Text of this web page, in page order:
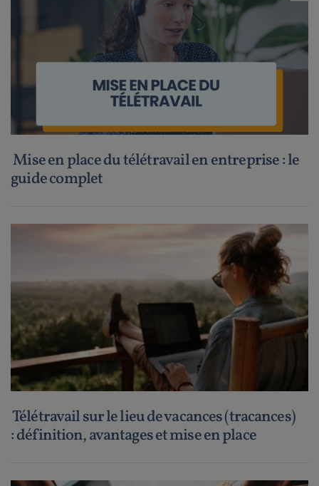
Mise en place du télétravail en entreprise : le
guide complet
Télétravail sur le lieu de vacances (tracances)
: définition, avantages et mise en place